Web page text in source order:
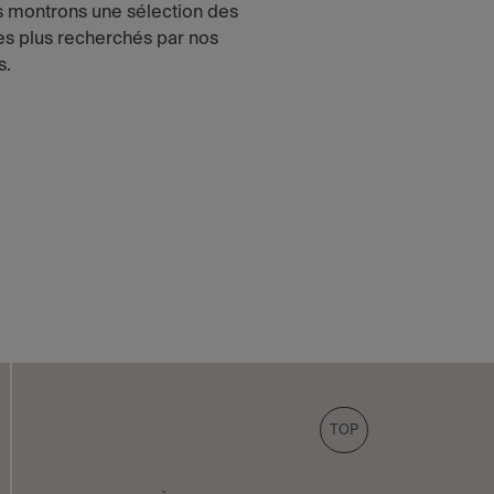
montrons une sélection des
plus recherchés par nos
TOP